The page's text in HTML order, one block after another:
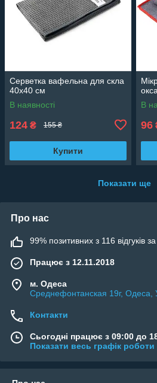
Серветка вафельна для скла
40х40 см
В наявності
124 ₴ 155 ₴
Купити
В
96
Показати ще
Про нас
99% позитивних з 116 відгуків за
Працює з 12.11.2018
м. Одеса
Среднефонтанская 19г, Одеса,
Контакти
Сьогодні працює з 09:00 до
Показати весь графік роботи